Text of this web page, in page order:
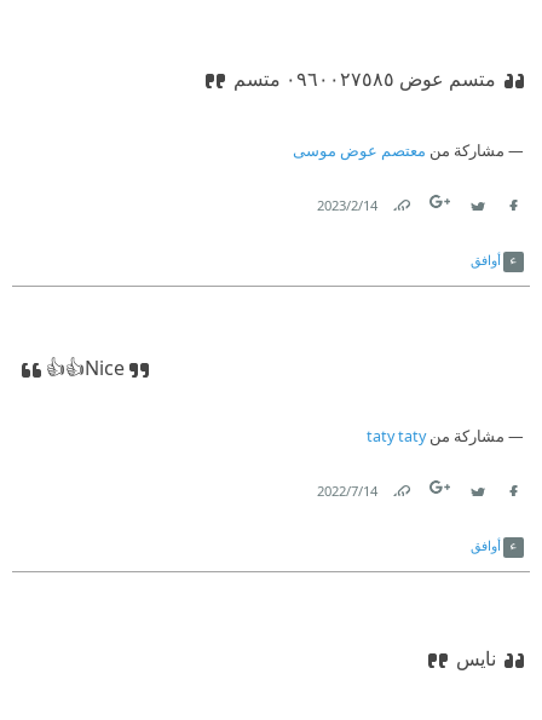
متسم عوض ٠٩٦٠٠٢٧٥٨٥ متسم
مشاركة من معتصم عوض موسى
14‏/2‏/2023
أوافق
👍👍Nice
مشاركة منtaty taty
14‏/7‏/2022
أوافق
نايس